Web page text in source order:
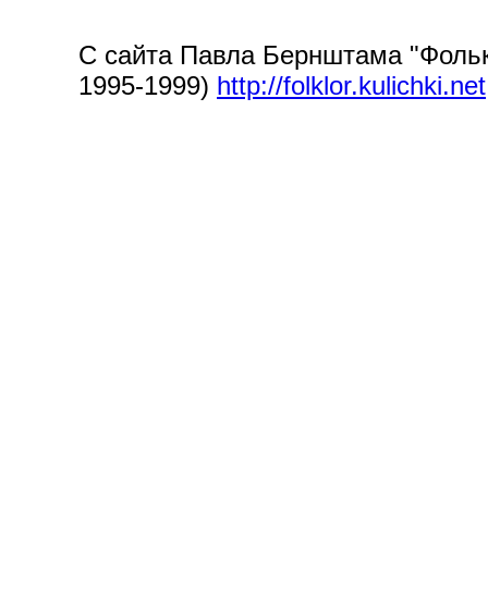
С сайта Павла Бернштама
1995-1999) http://folklor.kulichki.net